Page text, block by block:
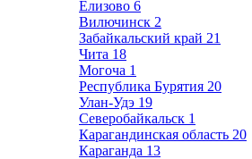
Елизово 6
Вилючинск 2
Забайкальский край 21
Чита 18
Могоча 1
Республика Бурятия 20
Улан-Удэ 19
Северобайкальск 1
Карагандинская область 20
Караганда 13